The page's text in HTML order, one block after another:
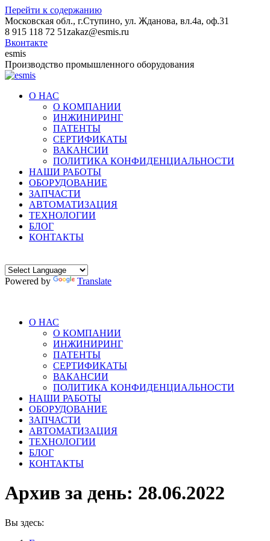
Перейти к содержанию
Московская обл., г.Ступино, ул. Жданова, вл.4а, оф.31
8 915 118 72 51zakaz@esmis.ru
Вконтакте
esmis
Производство промышленного оборудования
О НАС
О КОМПАНИИ
ИНЖИНИРИНГ
ПАТЕНТЫ
СЕРТИФИКАТЫ
ВАКАНСИИ
ПОЛИТИКА КОНФИДЕНЦИАЛЬНОСТИ
НАШИ РАБОТЫ
ОБОРУДОВАНИЕ
ЗАПЧАСТИ
АВТОМАТИЗАЦИЯ
ТЕХНОЛОГИИ
БЛОГ
КОНТАКТЫ
Powered by Translate
О НАС
О КОМПАНИИ
ИНЖИНИРИНГ
ПАТЕНТЫ
СЕРТИФИКАТЫ
ВАКАНСИИ
ПОЛИТИКА КОНФИДЕНЦИАЛЬНОСТИ
НАШИ РАБОТЫ
ОБОРУДОВАНИЕ
ЗАПЧАСТИ
АВТОМАТИЗАЦИЯ
ТЕХНОЛОГИИ
БЛОГ
КОНТАКТЫ
Архив за день: 28.06.2022
Вы здесь: